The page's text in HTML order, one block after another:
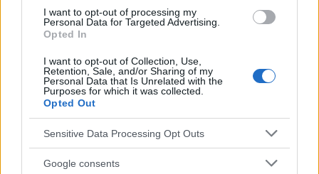
I want to opt-out of processing my
Personal Data for Targeted Advertising.
Opted In
I want to opt-out of Collection, Use,
Retention, Sale, and/or Sharing of my
Personal Data that Is Unrelated with the
Purposes for which it was collected.
Opted Out
Sensitive Data Processing Opt Outs
Google consents
AJ, et al. COMPAS INFLUENZA. Actualización para el 2023.
PiMR. 2023. 3.Prevención de la infección por virus respiratorio
sincitial (VRS) en niños. Recomendaciones de la Sociedad
documento que contiene las directrices para el uso de vacunas
e inmunoprofilaxis en niños en Polonia.
https://szczepienia.pzh.gov.pl/szczepionki/rsv-2/
El contenido y los materiales de este sitio son de carácter